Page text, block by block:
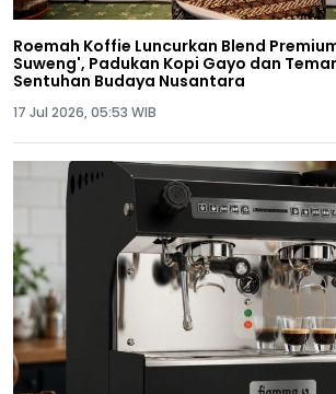
Roemah Koffie Luncurkan Blend
Suweng', Padukan Kopi Gayo dan
Sentuhan Budaya Nusantara
17 Jul 2026, 05:53 WIB